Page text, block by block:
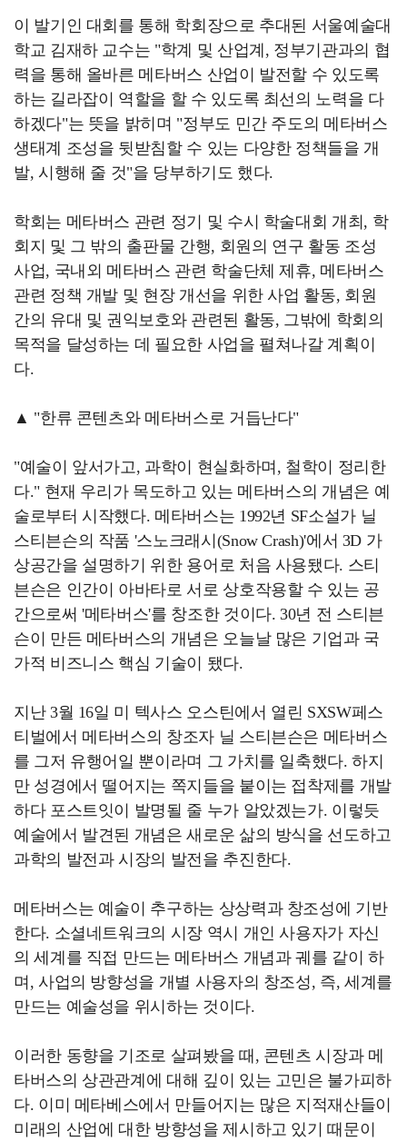
이 발기인 대회를 통해 학회장으로 추대된 서울예술대
학교 김재하 교수는 "학계 및 산업계, 정부기관과의 협
력을 통해 올바른 메타버스 산업이 발전할 수 있도록
하는 길라잡이 역할을 할 수 있도록 최선의 노력을 다
하겠다"는 뜻을 밝히며 "정부도 민간 주도의 메타버스
생태계 조성을 뒷받침할 수 있는 다양한 정책들을 개
발, 시행해 줄 것"을 당부하기도 했다.
학회는 메타버스 관련 정기 및 수시 학술대회 개최, 학
회지 및 그 밖의 출판물 간행, 회원의 연구 활동 조성
사업, 국내외 메타버스 관련 학술단체 제휴, 메타버스
관련 정책 개발 및 현장 개선을 위한 사업 활동, 회원
간의 유대 및 권익보호와 관련된 활동, 그밖에 학회의
목적을 달성하는 데 필요한 사업을 펼쳐나갈 계획이
다.
▲ "한류 콘텐츠와 메타버스로 거듭난다"
"예술이 앞서가고, 과학이 현실화하며, 철학이 정리한
다." 현재 우리가 목도하고 있는 메타버스의 개념은 예
술로부터 시작했다. 메타버스는 1992년 SF소설가 닐
스티븐슨의 작품 '스노크래시(Snow Crash)'에서 3D 가
상공간을 설명하기 위한 용어로 처음 사용됐다. 스티
븐슨은 인간이 아바타로 서로 상호작용할 수 있는 공
간으로써 '메타버스'를 창조한 것이다. 30년 전 스티븐
슨이 만든 메타버스의 개념은 오늘날 많은 기업과 국
가적 비즈니스 핵심 기술이 됐다.
지난 3월 16일 미 텍사스 오스틴에서 열린 SXSW페스
티벌에서 메타버스의 창조자 닐 스티븐슨은 메타버스
를 그저 유행어일 뿐이라며 그 가치를 일축했다. 하지
만 성경에서 떨어지는 쪽지들을 붙이는 접착제를 개발
하다 포스트잇이 발명될 줄 누가 알았겠는가. 이렇듯
예술에서 발견된 개념은 새로운 삶의 방식을 선도하고
과학의 발전과 시장의 발전을 추진한다.
메타버스는 예술이 추구하는 상상력과 창조성에 기반
한다. 소셜네트워크의 시장 역시 개인 사용자가 자신
의 세계를 직접 만드는 메타버스 개념과 궤를 같이 하
며, 사업의 방향성을 개별 사용자의 창조성, 즉, 세계를
만드는 예술성을 위시하는 것이다.
이러한 동향을 기조로 살펴봤을 때, 콘텐츠 시장과 메
타버스의 상관관계에 대해 깊이 있는 고민은 불가피하
다. 이미 메타베스에서 만들어지는 많은 지적재산들이
미래의 산업에 대한 방향성을 제시하고 있기 때문이